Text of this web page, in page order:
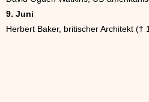
9. Juni
Herbert Baker, britischer Architekt (†